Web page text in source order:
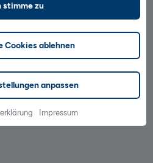
stimme zu
Cookies ablehnen
anpassen
Impressum
Instagram